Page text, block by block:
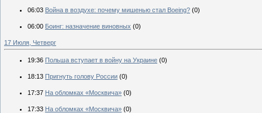
06:03 Война в воздухе: почему мишенью стал Boeing? (0)
06:00 Боинг: назначение виновных (0)
17 Июля, Четверг
19:36 Польша вступает в войну на Украине (0)
18:13 Пригнуть голову России (0)
17:37 На обломках «Москвича» (0)
17:33 На обломках «Москвича» (0)